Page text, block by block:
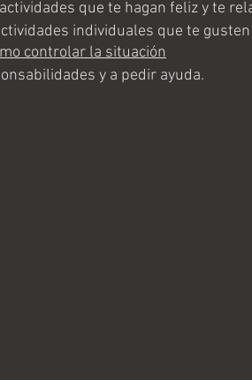
que te hagan feliz y te
individuales que te
controlar la situación
y a pedir ayuda.